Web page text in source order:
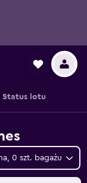
Status lotu
0 szt. bagażu